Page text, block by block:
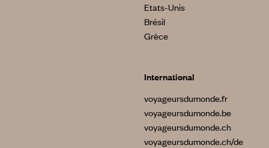
Etats-Unis
Brésil
Grèce
International
voyageursdumonde.fr
voyageursdumonde.be
voyageursdumonde.ch
voyageursdumonde.ch/de